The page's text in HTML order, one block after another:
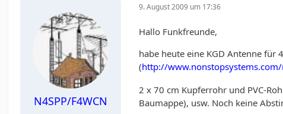
N4SPP/F4WCN
9. August 2009 um 17:36
Hallo Funkfreunde,
habe heute eine KGD Antenne für
(http://
2 x 70 cm Kupferrohr und PVC-
Baumappe), usw. Noch keine